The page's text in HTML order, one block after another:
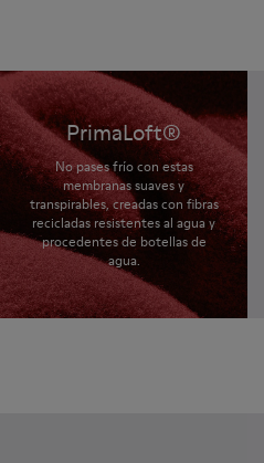
PrimaLoft®
No pases frío con estas
membranas suaves y
transpirables, creadas con fibras
recicladas resistentes al agua y
procedentes de botellas de
agua.